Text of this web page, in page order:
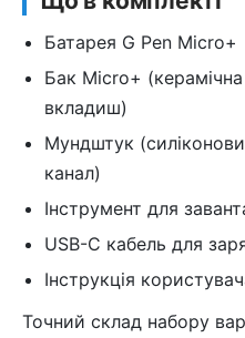
Батарея G Pen Micro+
Бак Micro+
вкладиш)
Мундштук
канал)
Інструмент для
USB-C кабель для
Інструкція
Точний склад набору